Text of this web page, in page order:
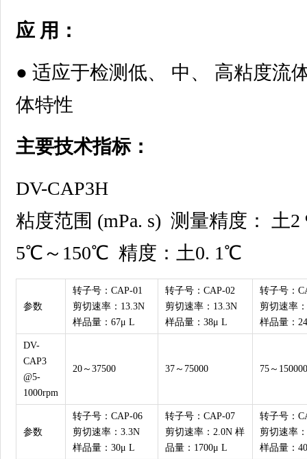
应 用：
● 适应于检测低、 中、 高粘度流
体特性
主要技术指标：
DV-CAP3H
粘度范围 (mPa. s) 测量精度： 土
5℃～150℃ 精度：土0. 1℃
参数
转子号：CAP-01
剪切速率：13.3N
样品量：67μ L
转子号：CAP-02
剪切速率：13.3N
样品量：38μ L
转子号：
剪切速率
样品量：
DV-
CAP3
@5-
1000rpm
20～37500 37～75000 75～150000
参数
转子号：CAP-06
剪切速率：3.3N
样品量：30μ L
转子号：CAP-07
剪切速率：2.0N 样
品量：1700μ L
转子号：
剪切速率
样品量：